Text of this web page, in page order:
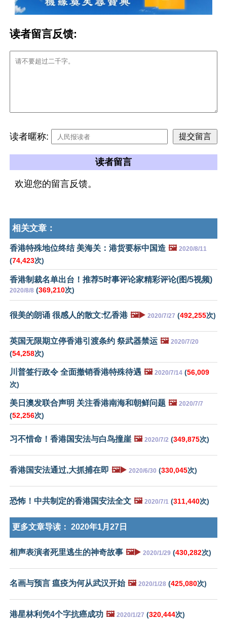
读者留言反馈:
读者暱称:
读者留言
欢迎您的留言反馈。
相关文章：
香港特殊地位终结 美海关：港货要标中国造 🖼️ 2020/8/11
(74,423次)
香港制裁名单出台！推荐5时事评论家精彩评论(图/5视频)
2020/8/8 (369,210次)
很美的朗诵 很感人的散文:忆香港 🖼️▶️ 2020/7/27 (492,255次)
英国无限期立停香港引渡条约 祭武器禁运 🖼️ 2020/7/20
(54,258次)
川普签行政令 全面撤销香港特殊待遇 🖼️ 2020/7/14 (56,009
次)
美日澳发联合声明 关注香港南海和朝鲜问题 🖼️ 2020/7/7
(52,256次)
习不惜命！香港国安法与白鸟撞崖 🖼️ 2020/7/2 (349,875次)
香港国安法通过,大抓捕在即 🖼️▶️ 2020/6/30 (330,045次)
恐怖！中共制定的香港国安法全文 🖼️ 2020/7/1 (311,440次)
更多文章导读： 2020年1月27日
相声表演者死里逃生的神奇故事 🖼️▶️ 2020/1/29 (430,282次)
名画与预言 瘟疫为何从武汉开始 🖼️ 2020/1/28 (425,080次)
港星林利凭4个字抗癌成功 🖼️ 2020/1/27 (320,444次)